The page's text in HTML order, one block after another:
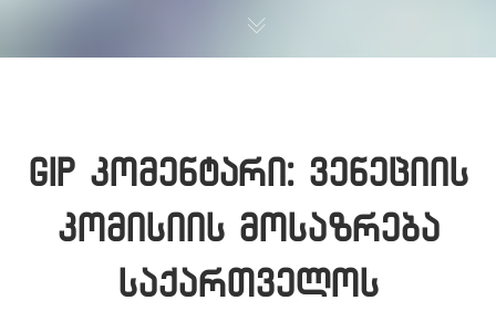
GIP კომენტარი: ვენეციის
კომისიის მოსაზრება
საქართველოს